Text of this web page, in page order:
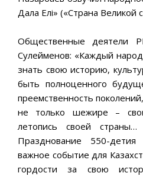
Дала Елі» («Страна Великой
Общественные деятели
Сулейменов: «Каждый
знать свою историю,
быть полноценного
преемственность
не только шежире –
летопись своей
Празднование 550-детия
важное событие для
гордости за свою